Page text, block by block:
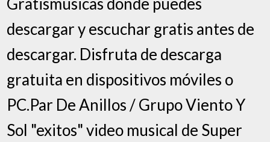
descargar y escuchar gratis antes de
descargar. Disfruta de descarga
gratuita en dispositivos móviles o
PC.Par De Anillos / Grupo Viento Y
Sol "exitos" video musical de Super